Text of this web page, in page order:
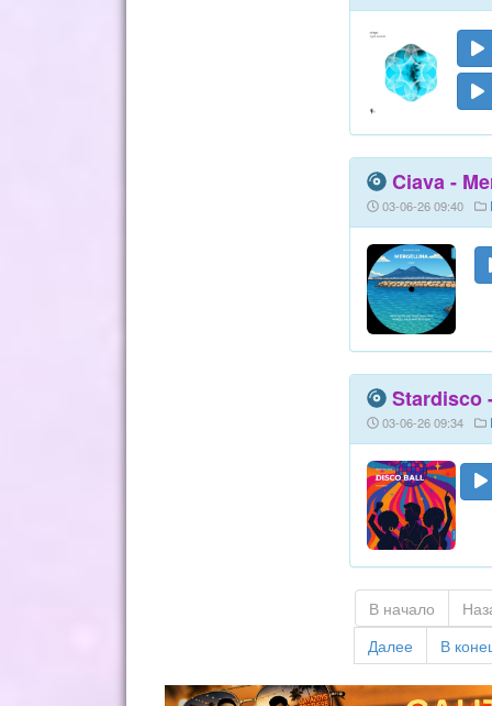
Ciava -
03-06-26 09:40
Stardisco
03-06-26 09:34
В начало
Далее
В